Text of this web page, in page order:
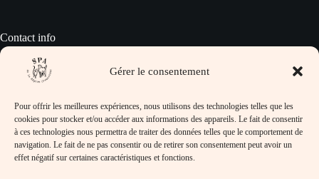
Gérer le consentement
Pour offrir les meilleures expériences, nous utilisons des technologies telles que les
cookies pour stocker et/ou accéder aux informations des appareils. Le fait de consentir
à ces technologies nous permettra de traiter des données telles que le comportement de
navigation. Le fait de ne pas consentir ou de retirer son consentement peut avoir un
effet négatif sur certaines caractéristiques et fonctions.
Contact info
Adresse :
SPA de la Région Creusotine, 32 rue Jean
Lafoy, 71710 Marmagne
Téléphone :